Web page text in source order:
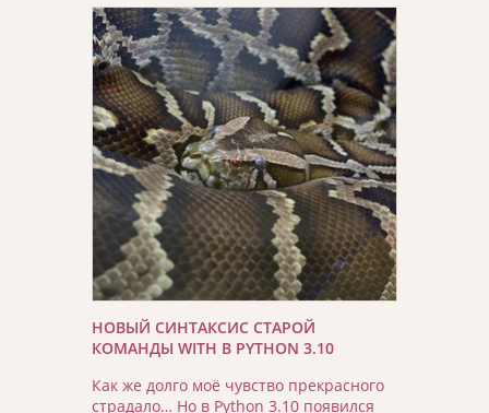
НОВЫЙ СИНТАКСИС СТАРОЙ
КОМАНДЫ WITH В PYTHON 3.10
Как же долго моё чувство прекрасного
страдало… Но в Python 3.10 появился